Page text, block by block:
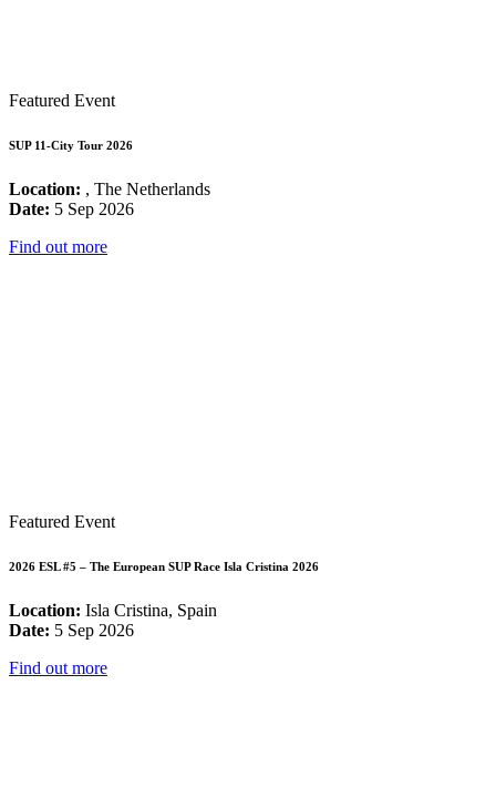
Featured Event
SUP 11-City Tour 2026
Location: , The Netherlands
Date: 5 Sep 2026
Find out more
Featured Event
2026 ESL #5 – The European SUP Race Isla Cristina 2026
Location: Isla Cristina, Spain
Date: 5 Sep 2026
Find out more